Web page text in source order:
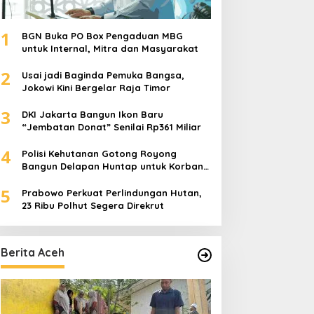
1
BGN Buka PO Box Pengaduan MBG
untuk Internal, Mitra dan Masyarakat
2
Usai jadi Baginda Pemuka Bangsa,
Jokowi Kini Bergelar Raja Timor
3
DKI Jakarta Bangun Ikon Baru
“Jembatan Donat” Senilai Rp361 Miliar
4
Polisi Kehutanan Gotong Royong
Bangun Delapan Huntap untuk Korban
5
Prabowo Perkuat Perlindungan Hutan,
23 Ribu Polhut Segera Direkrut
Berita Aceh